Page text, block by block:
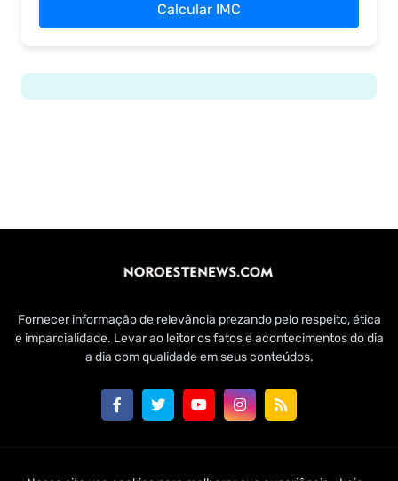
Calcular IMC
Fornecer informação de relevância prezando pelo respeito, ética
e imparcialidade. Levar ao leitor os fatos e acontecimentos do dia
a dia com qualidade em seus conteúdos.